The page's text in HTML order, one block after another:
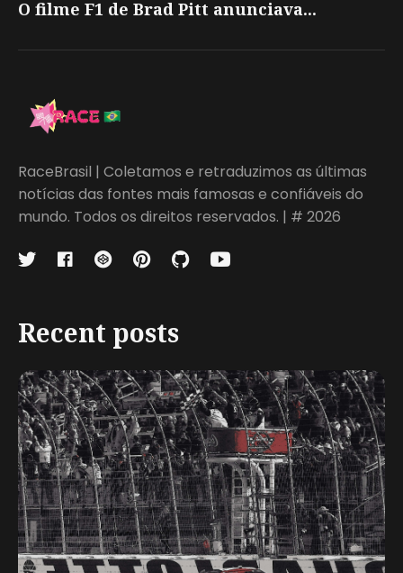
O filme F1 de Brad Pitt anunciava...
RaceBrasil | Coletamos e retraduzimos as últimas
notícias das fontes mais famosas e confiáveis do
mundo. Todos os direitos reservados. | # 2026
Recent posts